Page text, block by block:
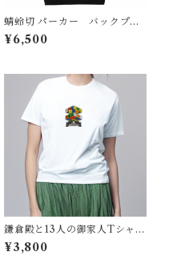
蜻蛉切 パーカー バックプリ
ント（刀剣 日本）
¥6,500
鎌倉殿と13人の御家人Tシャツ
（鎌倉時代 日本）回転オリ
ジナルVer.
¥3,800